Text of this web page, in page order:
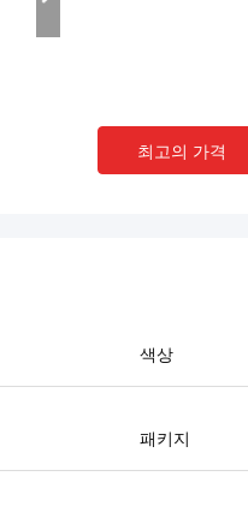
최고의 가격
색상
패키지